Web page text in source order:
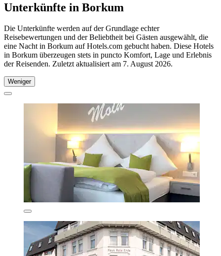
Unterkünfte in Borkum
Die Unterkünfte werden auf der Grundlage echter
Reisebewertungen und der Beliebtheit bei Gästen ausgewählt, die
eine Nacht in Borkum auf Hotels.com gebucht haben. Diese Hotels
in Borkum überzeugen stets in puncto Komfort, Lage und Erlebnis
der Reisenden. Zuletzt aktualisiert am 7. August 2026.
Weniger